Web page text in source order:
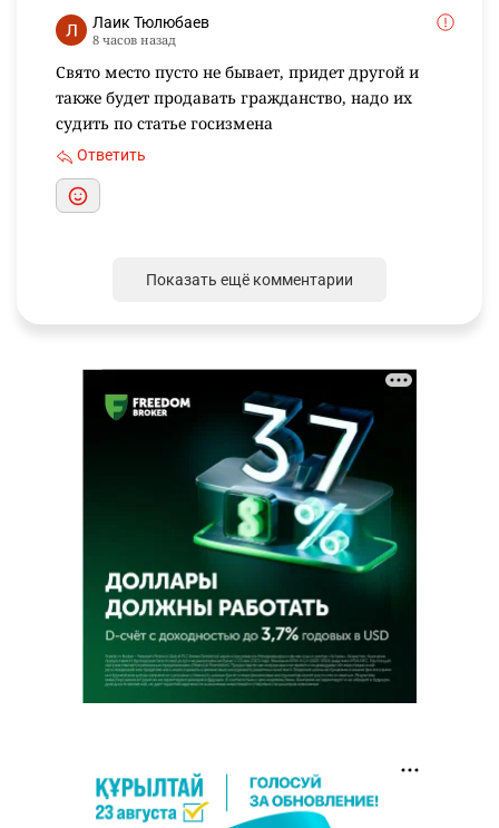
Лаик Тюлюбаев
8 часов назад
Свято место пусто не бывает, придет другой и
также будет продавать гражданство, надо их
судить по статье госизмена
Ответить
Показать ещё комментарии